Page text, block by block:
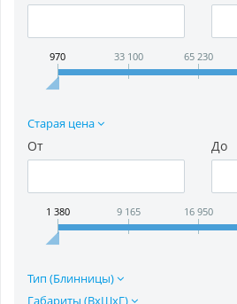
970 33 100 65 230
Старая цена
От До
1 380 9 165 16 950
Тип (Блинницы)
Габариты (ВхШхГ)